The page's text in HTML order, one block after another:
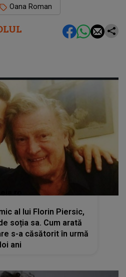
Oana Roman
al lui Florin Piersic,
soția sa. Cum arată
s-a căsătorit în urmă
ani